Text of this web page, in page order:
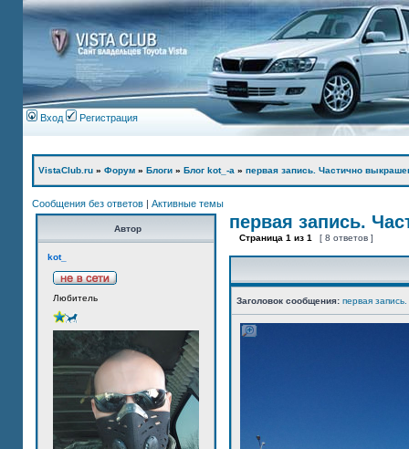
Вход Регистрация
VistaClub.ru » Форум » Блоги » Блог kot_-а » первая запись. Частично
Сообщения без ответов | Активные темы
Автор
kot_
Любитель
первая запись.
Страница 1 из 1 [ 8 ответов ]
Заголовок сообщения: первая